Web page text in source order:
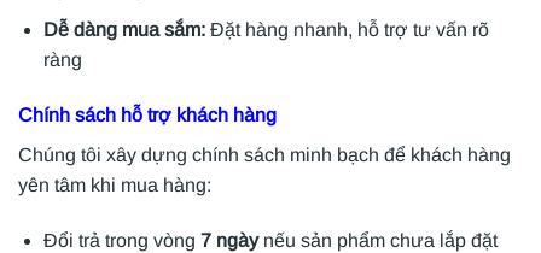
Dễ dàng mua sắm:Đặt hàng nhanh, hỗ trợ tư vấn rõ
ràng
Chính sách hỗ trợ khách hàng
Chúng tôi xây dựng chính sách minh bạch để khách hàng
yên tâm khi mua hàng:
Đổi trả trong vòng 7 ngàynếu sản phẩm chưa lắp đặt